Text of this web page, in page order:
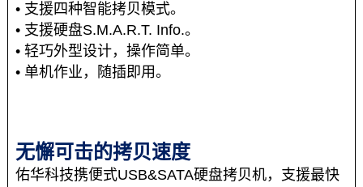
• 支援四种智能拷贝模式。
• 支援硬盘S.M.A.R.T. Info.。
• 轻巧外型设计，操作简单。
• 单机作业，随插即用。
无懈可击的拷贝速度
佑华科技携便式USB&SATA硬盘拷贝机，支援最快